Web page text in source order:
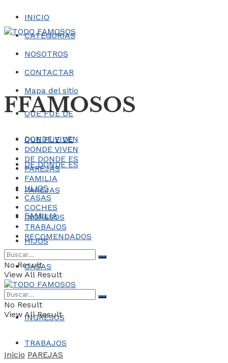
INICIO
CATEGORÍAS
NOSOTROS
CONTACTAR
Mapa del sitio
FFAMOSOS
QUE FUE DE
DONDE VIVEN
DE DONDE ES
PAREJAS
FAMILIA
HIJOS
CASAS
COCHES
INGRESOS
TRABAJOS
QUE FUE DE
DONDE VIVEN
DE DONDE ES
PAREJAS
FAMILIA
HIJOS
CASAS
COCHES
INGRESOS
TRABAJOS
RECOMENDADOS
No Result
View All Result
No Result
View All Result
Inicio PAREJAS